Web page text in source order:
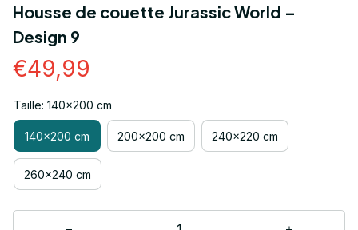
Housse de couette Jurassic World –
Design 9
€49,99
Taille: 140x200 cm
140x200 cm 200x200 cm 240x220 cm
260x240 cm